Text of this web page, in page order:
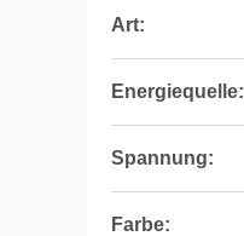
Art:
Energiequelle:
Spannung:
Farbe: